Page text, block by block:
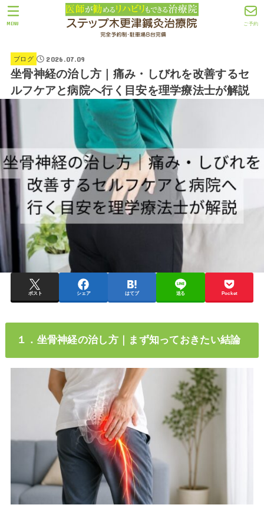
ご予約
MENU
ブログ 2026.07.09
坐骨神経の治し方｜痛み・しびれを改善するセ
ルフケアと病院へ行く目安を理学療法士が解説
ポスト シェア はてブ 送る Pocket
１．坐骨神経の治し方｜まず知っておきたい結論